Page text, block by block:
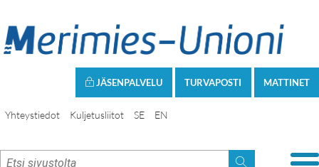
MATTINET
TURVAPOSTI
JÄSENPALVELU
Yhteystiedot Kuljetusliitot SE EN